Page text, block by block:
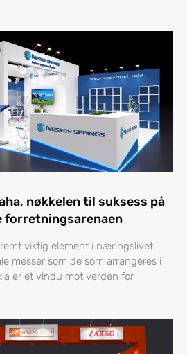
nøkkelen til suksess på
forretningsarenaen
viktig element i næringslivet.
messer som de som arrangeres i
er et vindu mot verden for